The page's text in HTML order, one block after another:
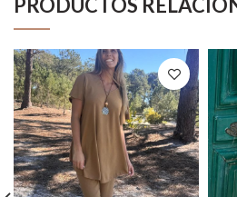
PRODUCTOS